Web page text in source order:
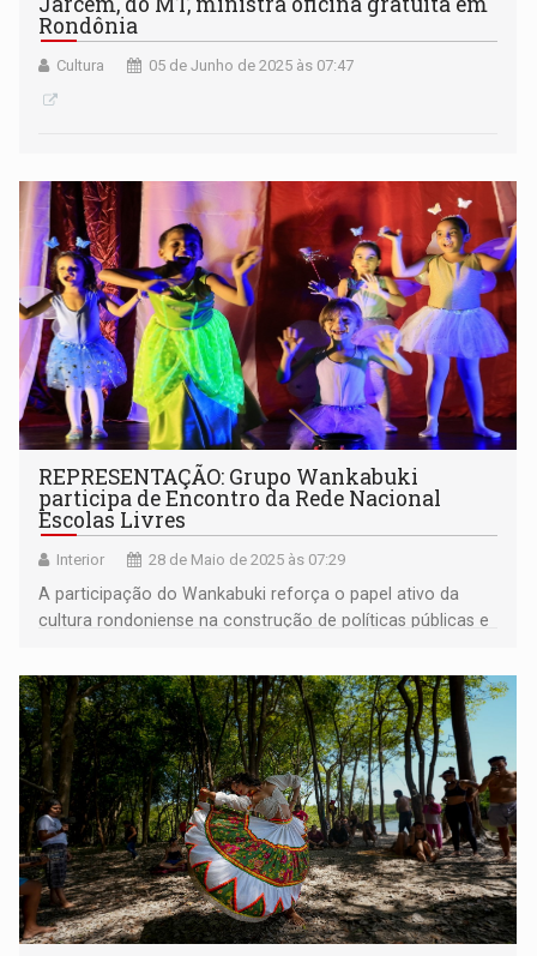
Rondônia
Cultura 05 de Junho de 2025 às 07:47
REPRESENTAÇÃO: Grupo Wankabuki
participa de Encontro da Rede Nacional
Escolas Livres
Interior 28 de Maio de 2025 às 07:29
A participação do Wankabuki reforça o papel ativo da
cultura rondoniense na construção de políticas públicas e